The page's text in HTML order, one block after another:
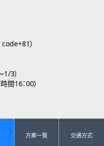
方案一覽 交通方式
）
3）
間16：00）